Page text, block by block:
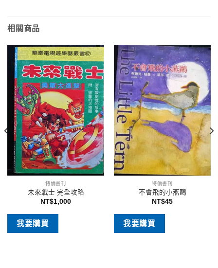
相關商品
特價書刊
未來戰士 完全攻略
NT$1,000
我要購買
特價書刊
不會飛的小燕鷗
NT$45
我要購買